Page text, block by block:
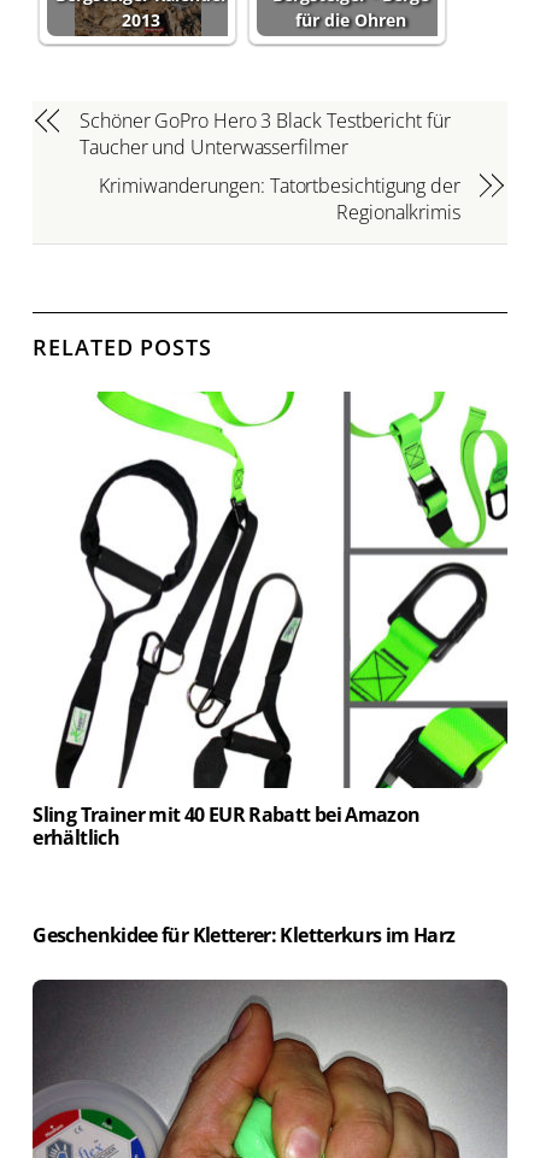
2013
für die Ohren
Schöner GoPro Hero 3 Black Testbericht für
Taucher und Unterwasserfilmer
Krimiwanderungen: Tatortbesichtigung der
Regionalkrimis
RELATED POSTS
Sling Trainer mit 40 EUR Rabatt bei Amazon
erhältlich
Geschenkidee für Kletterer: Kletterkurs im Harz